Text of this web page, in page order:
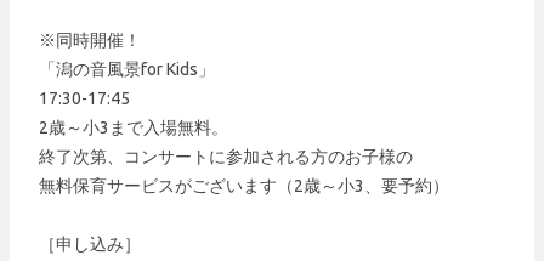
※同時開催！
「潟の音風景for Kids」
17:30-17:45
2歳～小3まで入場無料。
終了次第、コンサートに参加される方のお子様の
無料保育サービスがございます（2歳～小3、要予約）
［申し込み］